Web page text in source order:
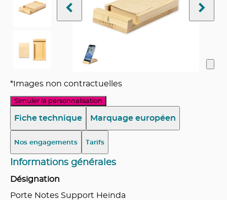
*Images non contractuelles
Simuler la personnalisation
Fiche technique Marquage européen
Nos engagements Tarifs
Informations générales
Désignation
Porte Notes Support Heinda